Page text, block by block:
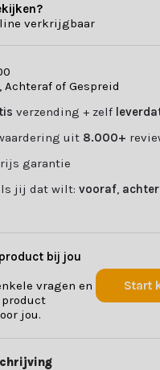
verkrijgbaar
0
Achteraf of Gespreid
verzending + zelf
uit 8.000+
garantie
jij dat wilt:vooraf
bij jou
vragen en
jou.
Start